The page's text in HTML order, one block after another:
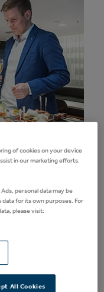
allen Events
Besuch
machen.
of cookies on your device
in our marketing efforts.
personal data may be
for its own purposes. For
please visit:
All Cookies